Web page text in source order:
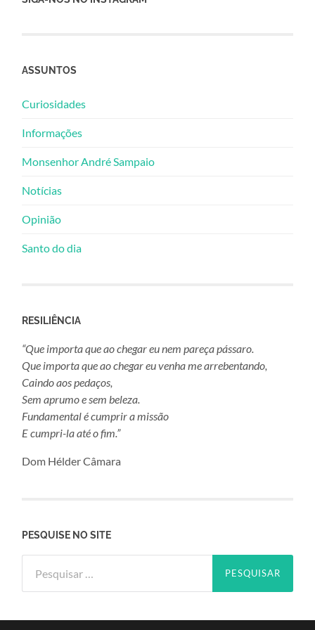
ASSUNTOS
Curiosidades
Informações
Monsenhor André Sampaio
Notícias
Opinião
Santo do dia
RESILIÊNCIA
“Que importa que ao chegar eu nem pareça pássaro.
Que importa que ao chegar eu venha me arrebentando,
Caindo aos pedaços,
Sem aprumo e sem beleza.
Fundamental é cumprir a missão
E cumpri-la até o fim.”
Dom Hélder Câmara
PESQUISE NO SITE
por: